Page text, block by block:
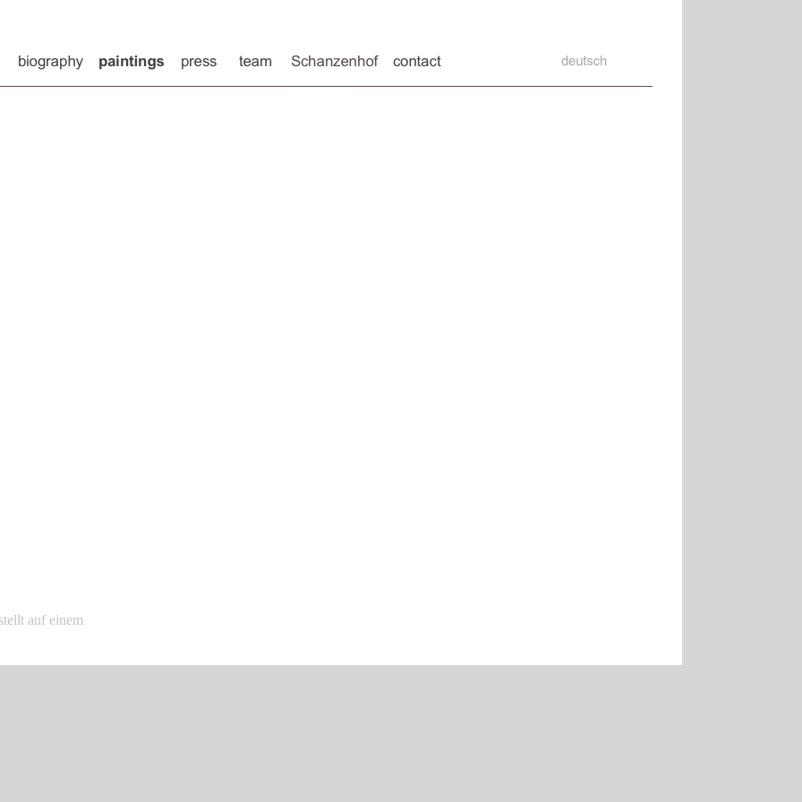
Biografie Bilder Presse Team Schanzenhof Kontakt